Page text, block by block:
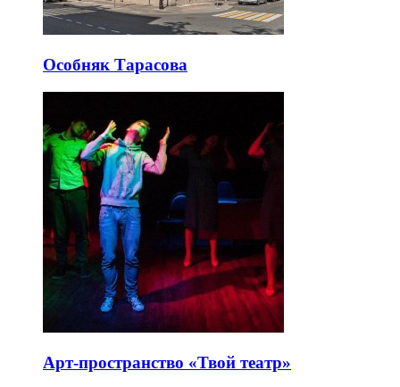
Особняк Тарасова
Арт-пространство «Твой театр»